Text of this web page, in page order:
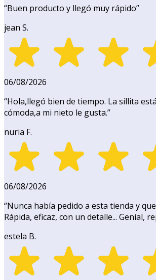
“Buen producto y llegó muy rápido”
jean S.
06/08/2026
“Hola,llegó bien de tiempo. La sillita
cómoda,a mi nieto le gusta.”
nuria F.
06/08/2026
“Nunca había pedido a esta tienda y
Rápida, eficaz, con un detalle... Genial,
estela B.